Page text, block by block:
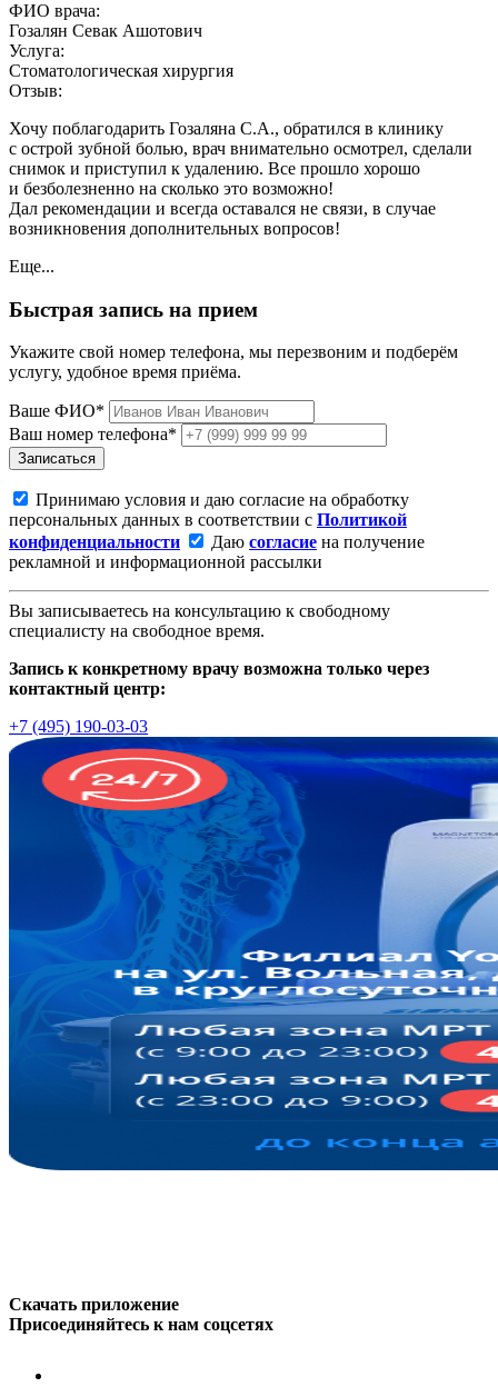
ФИО врача:
Гозалян Севак Ашотович
Услуга:
Стоматологическая хирургия
Отзыв:
Хочу поблагодарить Гозаляна С.А., обратился в клинику
с острой зубной болью, врач внимательно осмотрел, сделали
снимок и приступил к удалению. Все прошло хорошо
и безболезненно на сколько это возможно!
Дал рекомендации и всегда оставался не связи, в случае
возникновения дополнительных вопросов!
Еще...
Быстрая запись на прием
Укажите свой номер телефона, мы перезвоним и подберём
услугу, удобное время приёма.
Ваше ФИО*
Ваш номер телефона*
Записаться
Принимаю условия и даю согласие на обработку
персональных данных в соответствии с Политикой
конфиденциальности
Даю согласие на получение
рекламной и информационной рассылки
Вы записываетесь на консультацию к свободному
специалисту на свободное время.
Запись к конкретному врачу возможна только через
контактный центр:
+7 (495) 190-03-03
Скачать приложение
Присоединяйтесь к нам соцсетях